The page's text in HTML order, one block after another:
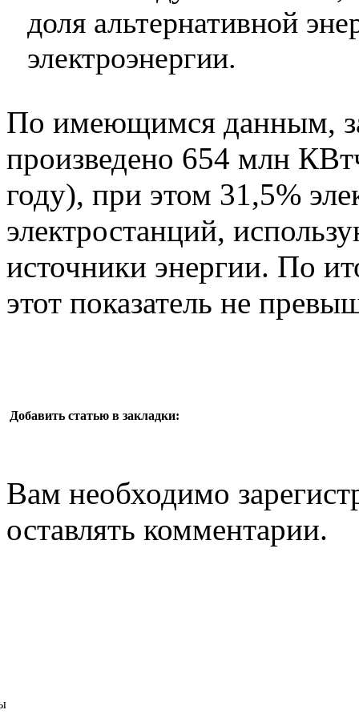
доля альтернативной
электроэнергии.
По имеющимся данным,
произведено 654 млн
году), при этом 31,5%
электростанций,
источники энергии. По
этот показатель не
Добавить статью в закладки:
Вам необходимо
оставлять комментарии.